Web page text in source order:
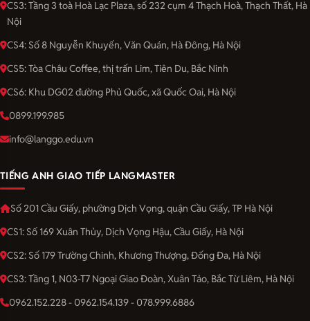
CS3: Tầng 3 toà Hoà Lạc Plaza, số 232 cụm 4 Thạch Hoà, Thạch Thất, Hà
Nội
CS4: Số 8 Nguyễn Khuyến, Văn Quán, Hà Đông, Hà Nội
CS5: Tòa Châu Coffee, thị trấn Lim, Tiên Du, Bắc Ninh
CS6: Khu DG02 đường Phủ Quốc, xã Quốc Oai, Hà Nội
0899.199.985
info@langgo.edu.vn
TIẾNG ANH GIAO TIẾP LANGMASTER
Số 201 Cầu Giấy, phường Dịch Vọng, quận Cầu Giấy, TP Hà Nội
CS1: Số 169 Xuân Thủy, Dịch Vọng Hậu, Cầu Giấy, Hà Nội
CS2: Số 179 Trường Chinh, Khương Thượng, Đống Đa, Hà Nội
CS3: Tầng 1, N03-T7 Ngoại Giao Đoàn, Xuân Tảo, Bắc Từ Liêm, Hà Nội
0962.152.228 - 0962.154.139 - 078.999.6886